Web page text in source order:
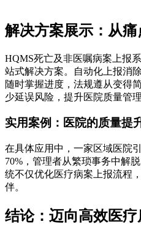
解决方案展示：从
HQMS死亡及非医嘱病案上报
站式解决方案。自动化上报消
随时掌握进度，法规遵从变得
少延误风险，提升医院质量管
实用案例：医院的质量提
在具体应用中，一家区域医院
70%，管理者从繁琐事务中解
统不仅优化医疗病案上报流程
伴。
结论：迈向高效医疗